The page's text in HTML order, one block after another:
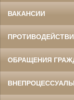
ВАКАНСИИ
ОБРАЩЕНИЯ